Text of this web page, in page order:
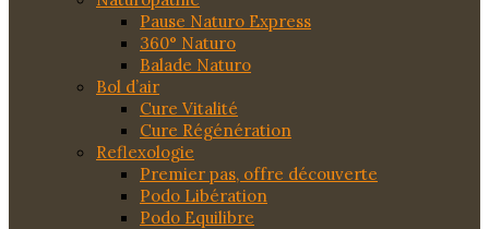
Pause Naturo Express
360° Naturo
Balade Naturo
Bol d’air
Cure Vitalité
Cure Régénération
Reflexologie
Premier pas, offre découverte
Podo Libération
Podo Equilibre